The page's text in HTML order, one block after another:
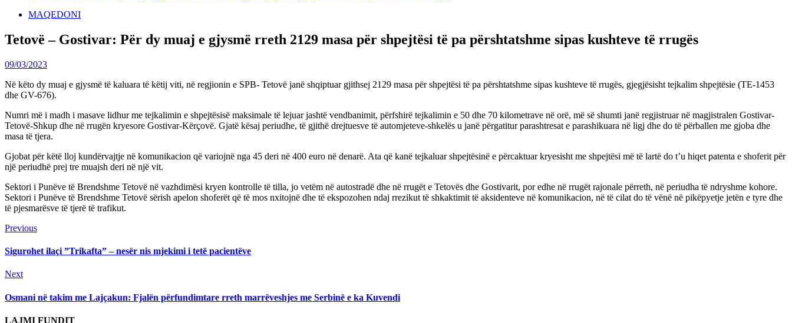
MAQEDONI
Tetovë – Gostivar: Për dy muaj e gjysmë rreth 2129 masa për shpejtësi të pa përshtatshme sipas kushteve të rrugës
09/03/2023
Në këto dy muaj e gjysmë të kaluara të këtij viti, në regjionin e SPB- Tetovë janë shqiptuar gjithsej 2129 masa për shpejtësi të pa përshtatshme sipas kushteve të rrugës, gjegjësisht tejkalim shpejtësie (TE-1453
dhe GV-676).
Numri më i madh i masave lidhur me tejkalimin e shpejtësisë maksimale të lejuar jashtë vendbanimit, përfshirë tejkalimin e 50 dhe 70 kilometrave në orë, më së shumti janë regjistruar në magjistralen Gostivar-
Tetovë-Shkup dhe në rrugën kryesore Gostivar-Kërçovë. Gjatë kësaj periudhe, të gjithë drejtuesve të automjeteve-shkelës u janë përgatitur parashtresat e parashikuara në ligj dhe do të përballen me gjoba dhe
masa të tjera.
Gjobat për këtë lloj kundërvajtje në komunikacion që variojnë nga 45 deri në 400 euro në denarë. Ata që kanë tejkaluar shpejtësinë e përcaktuar kryesisht me shpejtësi më të lartë do t’u hiqet patenta e shoferit për
një periudhë prej tre muajsh deri në një vit.
Sektori i Punëve të Brendshme Tetovë në vazhdimësi kryen kontrolle të tilla, jo vetëm në autostradë dhe në rrugët e Tetovës dhe Gostivarit, por edhe në rrugët rajonale përreth, në periudha të ndryshme kohore.
Sektori i Punëve të Brendshme Tetovë sërish apelon shoferët që të mos nxitojnë dhe të ekspozohen ndaj rrezikut të shkaktimit të aksidenteve në komunikacion, në të cilat do të vënë në pikëpyetje jetën e tyre dhe
të pjesmarësve të tjerë të trafikut.
Continue
Reading
PreviousPrevious
Sigurohet ilaçi ”Trikafta” – nesër nis mjekimi i tetë pacientëve
NextNext
Osmani në takim me Lajçakun: Fjalën përfundimtare rreth marrëveshjes me Serbinë e ka Kuvendi
LAJMI FUNDIT